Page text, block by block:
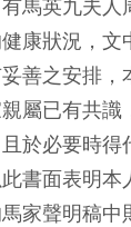
馬英九夫人
康狀況，文
善之安排
屬已有共
於必要時得
書面表明本
家聲明稿中